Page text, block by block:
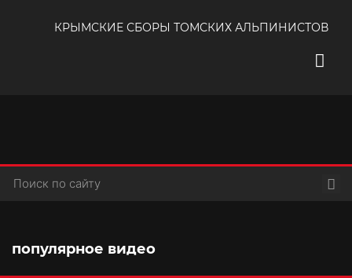
КРЫМСКИЕ СБОРЫ ТОМСКИХ АЛЬПИНИСТОВ
популярное видео